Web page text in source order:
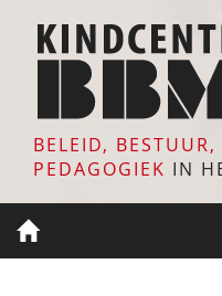
BELEID,
PEDAGOGIEK IN